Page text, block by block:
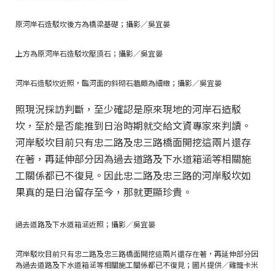
原河岸石造駁坎後方為橋梁基礎；攝影／吳宜晏
上方為原河岸石造駁坎壓頂石；攝影／吳宜晏
河岸石造駁坎近照，臨河面的斜砌石牆頗為細緻；攝影／吳宜晏
照現況採訪判斷，至少確認是原來現地的河岸石造駁
坎，至於是否能推到日治時期就交給文資專家來判讀。
河岸駁坎目前只有忠二路及忠三路橋面開挖這兩片還存
在著，再延伸部分因為過去道路及下水道箱涵等相關施
工關係都已不復見。因此忠二路及忠三路的河岸駁坎如
果真的是日治留存至今，那就更顯珍貴。
過去道路及下水道箱涵近照；攝影／吳宜晏
河岸駁坎目前只有忠二路及忠三路橋面開挖這兩片還存在著，再延伸部分因
為過去道路及下水道箱涵等相關施工關係都已不復見；圖片提供／雞籠卡米